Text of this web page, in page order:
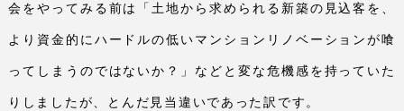
会をやってみる前は「土地から求められる新築の見込客を、
より資金的にハードルの低いマンションリノベーションが喰
ってしまうのではないか？」などと変な危機感を持っていた
りしましたが、とんだ見当違いであった訳です。